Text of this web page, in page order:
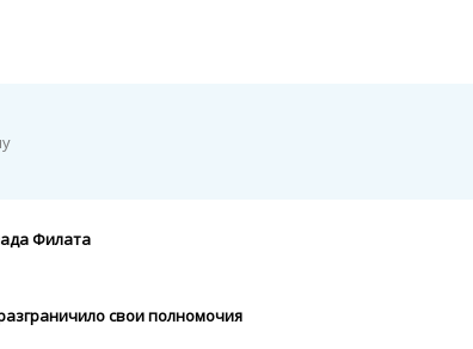
Филата
свои полномочия